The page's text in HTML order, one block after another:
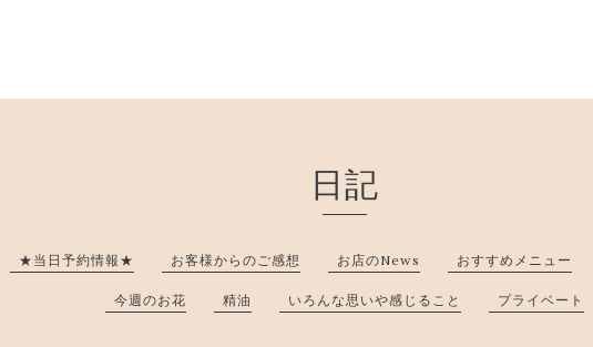
日記
★当日予約情報★ お客様からのご感想 お店のNews おすすめメニュー
今週のお花 精油 いろんな思いや感じること プライベート